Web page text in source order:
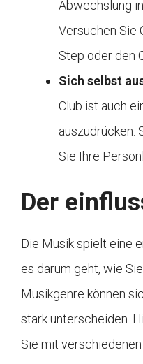
Abwechslung
Versuchen Sie
Step oder den
Sich selbst
Club ist auch
auszudrücken.
Sie Ihre
Der
Die Musik spielt eine
es darum geht, wie
Musikgenre können
stark unterscheiden.
Sie mit